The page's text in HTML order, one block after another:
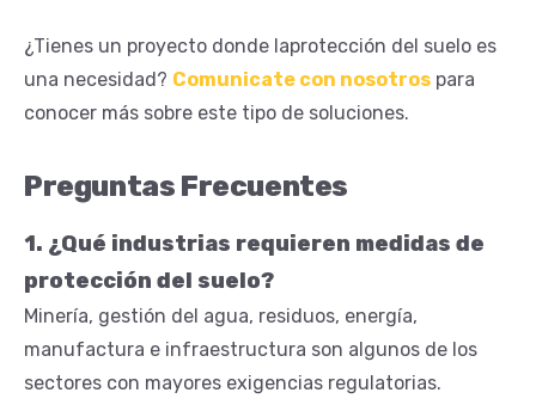
¿Tienes un proyecto donde laprotección del suelo es
una necesidad? Comunicate con nosotros para
conocer más sobre este tipo de soluciones.
Preguntas Frecuentes
1. ¿Qué industrias requieren medidas de
protección del suelo?
Minería, gestión del agua, residuos, energía,
manufactura e infraestructura son algunos de los
sectores con mayores exigencias regulatorias.